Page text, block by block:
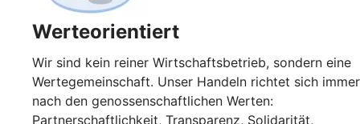
Werteorientiert
Wir sind kein reiner Wirtschaftsbetrieb, sondern eine
Wertegemeinschaft. Unser Handeln richtet sich immer
nach den genossenschaftlichen Werten:
Partnerschaftlichkeit, Transparenz, Solidarität,